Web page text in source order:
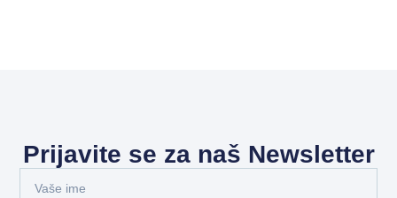
Prijavite se za naš Newsletter